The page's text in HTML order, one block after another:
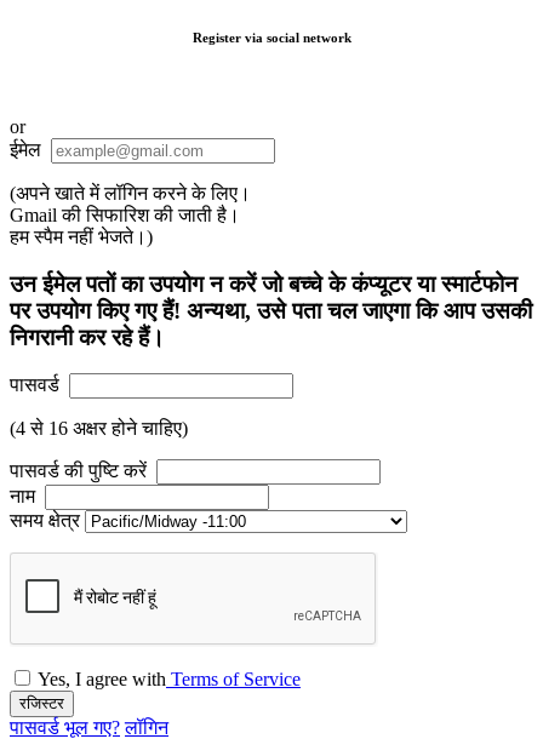
Register via social network
or
ईमेल
(अपने खाते में लॉगिन करने के लिए।
Gmail की सिफारिश की जाती है।
हम स्पैम नहीं भेजते।)
उन ईमेल पतों का उपयोग न करें जो बच्चे के कंप्यूटर या स्मार्टफोन
पर उपयोग किए गए हैं! अन्यथा, उसे पता चल जाएगा कि आप उसकी
निगरानी कर रहे हैं।
पासवर्ड
(4 से 16 अक्षर होने चाहिए)
पासवर्ड की पुष्टि करें
नाम
समय क्षेत्र
Yes, I agree with Terms of Service
रजिस्टर
पासवर्ड भूल गए? लॉगिन